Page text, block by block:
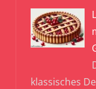
klassisches